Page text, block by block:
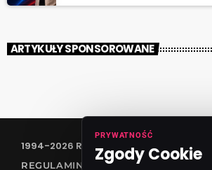
ARTYKUŁY SPONSOROWANE
1994-2026 RADIO VANESSA SPÓŁKA Z O.O
REGULAMIN KONKURSÓW
PRYWATNOŚĆ
Zgody Cookie